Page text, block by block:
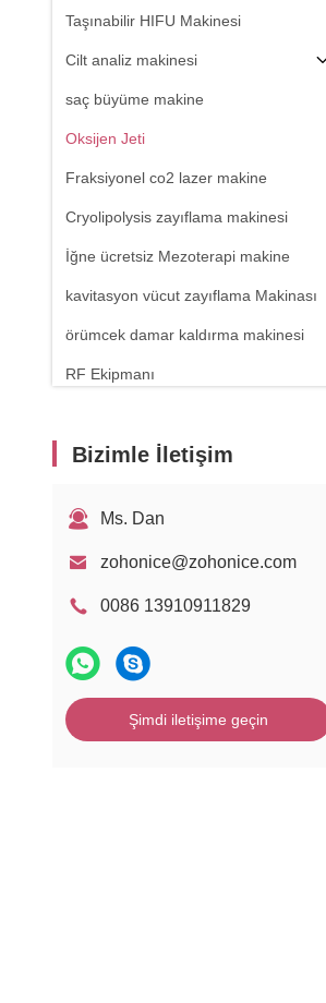
Taşınabilir HIFU Makinesi
Cilt analiz makinesi
saç büyüme makine
Oksijen Jeti
Fraksiyonel co2 lazer makine
Cryolipolysis zayıflama makinesi
İğne ücretsiz Mezoterapi makine
kavitasyon vücut zayıflama Makinası
örümcek damar kaldırma makinesi
RF Ekipmanı
1470nm Diyot Lazer
Bizimle İletişim
Ms. Dan
zohonice@zohonice.com
0086 13910911829
Şimdi iletişime geçin